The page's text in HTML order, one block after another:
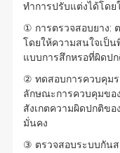
ทำการปรับแต่งได้โดย
① การตรวจสอบยาง:
โดยให้ความสนใจเป็น
แบบการสึกหรอที่ผิดปก
② ทดสอบการควบคุมร
ลักษณะการควบคุมขอ
สังเกตความผิดปกติข
มั่นคง
③ ตรวจสอบระบบกัน